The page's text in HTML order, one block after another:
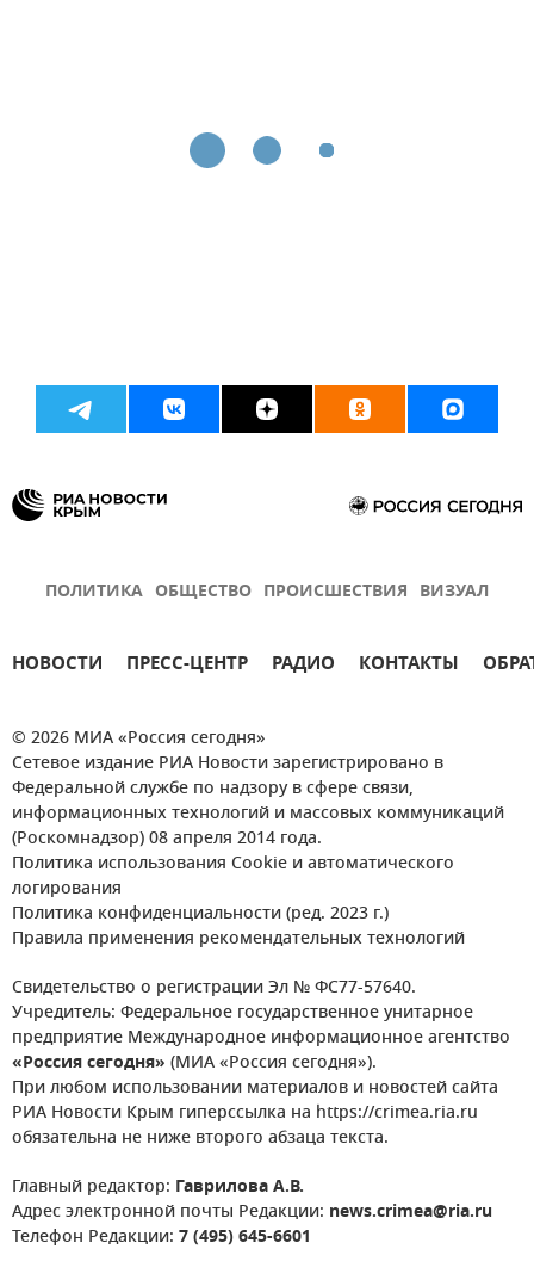
ПОЛИТИКА ОБЩЕСТВО ПРОИСШЕСТВИЯ ВИЗУАЛ
НОВОСТИ ПРЕСС-ЦЕНТР РАДИО КОНТАКТЫ
© 2026 МИА «Россия сегодня»
Сетевое издание РИА Новости зарегистрировано в
Федеральной службе по надзору в сфере связи,
информационных технологий и массовых коммуникаций
(Роскомнадзор) 08 апреля 2014 года.
Политика использования Cookie и автоматического
логирования
Политика конфиденциальности (ред. 2023 г.)
Правила применения рекомендательных технологий
Свидетельство о регистрации Эл № ФС77-57640.
Учредитель: Федеральное государственное унитарное
предприятие Международное информационное агентство
«Россия сегодня» (МИА «Россия сегодня»).
При любом использовании материалов и новостей сайта
РИА Новости Крым гиперссылка на https://crimea.ria.ru
обязательна не ниже второго абзаца текста.
Главный редактор: Гаврилова А.В.
Адрес электронной почты Редакции: news.crimea@ria.ru
Телефон Редакции: 7 (495) 645-6601